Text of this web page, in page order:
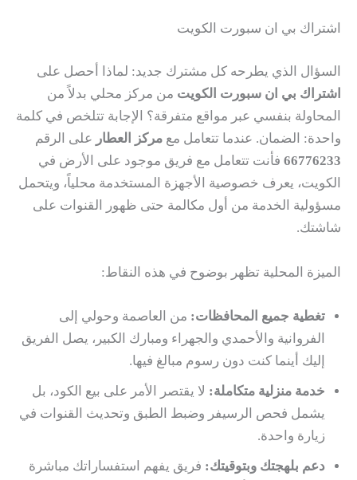
اشتراك بي ان سبورت الكويت
السؤال الذي يطرحه كل مشترك جديد: لماذا أحصل على
اشتراك بي ان سبورت الكويت من مركز محلي بدلاً من
المحاولة بنفسي عبر مواقع متفرقة؟ الإجابة تتلخص في كلمة
واحدة: الضمان. عندما تتعامل مع مركز العطار على الرقم
66776233 فأنت تتعامل مع فريق موجود على الأرض في
الكويت، يعرف خصوصية الأجهزة المستخدمة محلياً، ويتحمل
مسؤولية الخدمة من أول مكالمة حتى ظهور القنوات على
شاشتك.
الميزة المحلية تظهر بوضوح في هذه النقاط:
تغطية جميع المحافظات: من العاصمة وحولي إلى
الفروانية والأحمدي والجهراء ومبارك الكبير، يصل الفريق
إليك أينما كنت دون رسوم مبالغ فيها.
خدمة منزلية متكاملة: لا يقتصر الأمر على بيع الكود، بل
يشمل فحص الرسيفر وضبط الطبق وتحديث القنوات في
زيارة واحدة.
دعم بلهجتك وبتوقيتك: فريق يفهم استفساراتك مباشرة